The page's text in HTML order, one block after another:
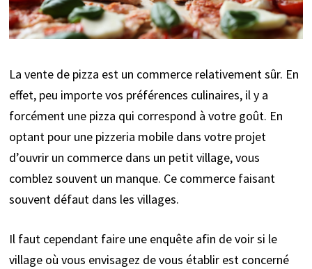
La vente de pizza est un commerce relativement sûr. En
effet, peu importe vos préférences culinaires, il y a
forcément une pizza qui correspond à votre goût. En
optant pour une pizzeria mobile dans votre projet
d’ouvrir un commerce dans un petit village, vous
comblez souvent un manque. Ce commerce faisant
souvent défaut dans les villages.
Il faut cependant faire une enquête afin de voir si le
village où vous envisagez de vous établir est concerné